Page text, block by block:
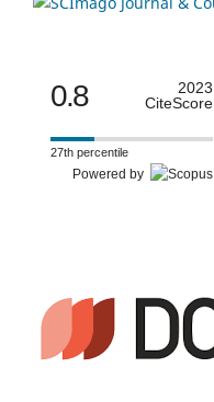
0.8
2023
CiteScore
27th percentile
Powered by